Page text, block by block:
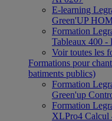
E-learning
Green'UP
Formation
Tableaux 400 -
Voir toutes les
Formations pour
batiments publics)
Formation
Green'up
Formation
XLPro4 Calcul